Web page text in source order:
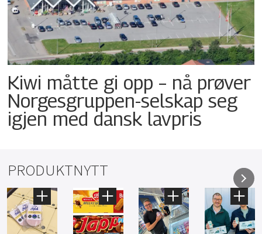
Kiwi måtte gi opp – nå prøver
Norgesgruppen-selskap seg
igjen med dansk lavpris
PRODUKTNYTT